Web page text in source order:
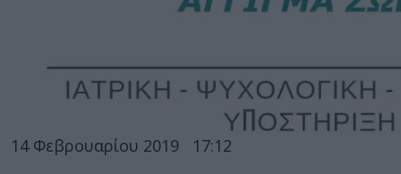
14 Φεβρουαρίου 2019 17:12